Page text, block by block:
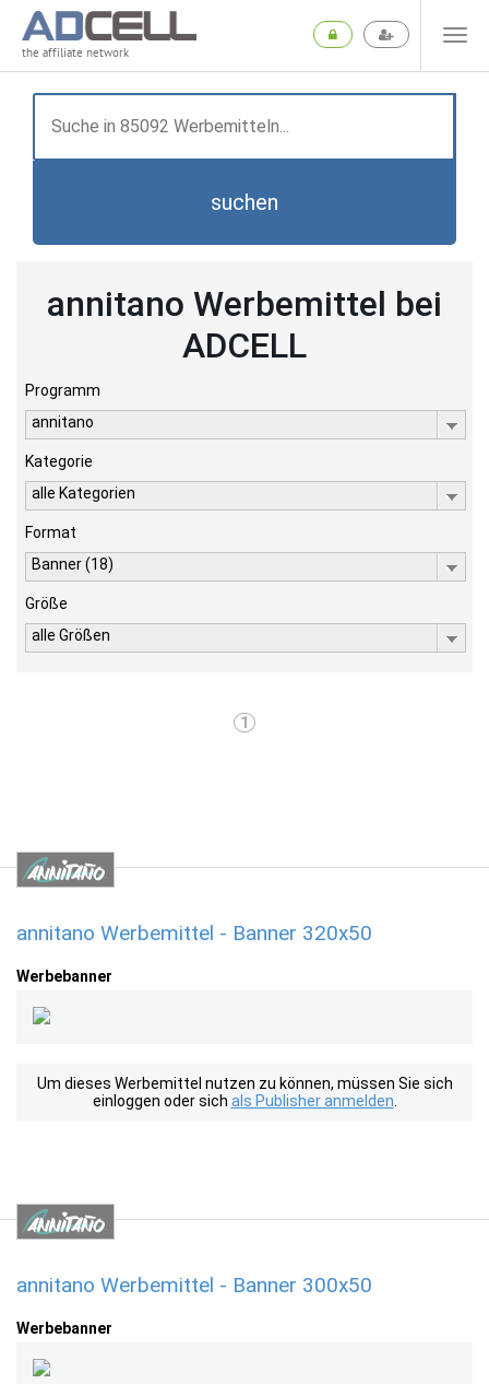
the affiliate network
suchen
annitano Werbemittel bei
ADCELL
Programm
annitano
Kategorie
alle Kategorien
Format
Banner (18)
Größe
alle Größen
1
annitano Werbemittel - Banner 320x50
Werbebanner
Um dieses Werbemittel nutzen zu können, müssen Sie sich
einloggen oder sich als Publisher anmelden
annitano Werbemittel - Banner 300x50
Werbebanner